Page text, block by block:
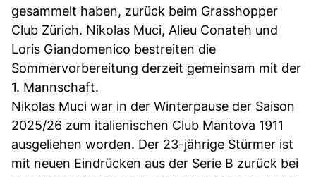
gesammelt haben, zurück beim Grasshopper
Club Zürich. Nikolas Muci, Alieu Conateh und
Loris Giandomenico bestreiten die
Sommervorbereitung derzeit gemeinsam mit der
1. Mannschaft.
Nikolas Muci war in der Winterpause der Saison
2025/26 zum italienischen Club Mantova 1911
ausgeliehen worden. Der 23-jährige Stürmer ist
mit neuen Eindrücken aus der Serie B zurück bei